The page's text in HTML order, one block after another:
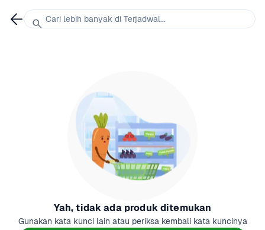
Yah, tidak ada produk ditemukan
Gunakan kata kunci lain atau periksa kembali kata kuncinya
Cari lebih banyak di Terjadwal...